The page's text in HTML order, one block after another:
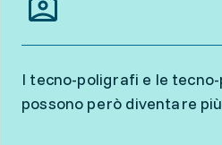
I tecno-poligrafi e le
possono però diventare